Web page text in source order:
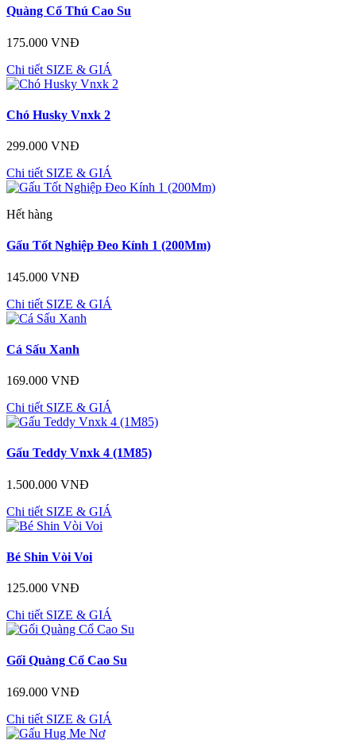
Quàng Cổ Thú Cao Su
175.000 VNĐ
Chi tiết SIZE & GIÁ
Chó Husky Vnxk 2
299.000 VNĐ
Chi tiết SIZE & GIÁ
Hết hàng
Gấu Tốt Nghiệp Đeo Kính 1 (200Mm)
145.000 VNĐ
Chi tiết SIZE & GIÁ
Cá Sấu Xanh
169.000 VNĐ
Chi tiết SIZE & GIÁ
Gấu Teddy Vnxk 4 (1M85)
1.500.000 VNĐ
Chi tiết SIZE & GIÁ
Bé Shin Vòi Voi
125.000 VNĐ
Chi tiết SIZE & GIÁ
Gối Quàng Cổ Cao Su
169.000 VNĐ
Chi tiết SIZE & GIÁ